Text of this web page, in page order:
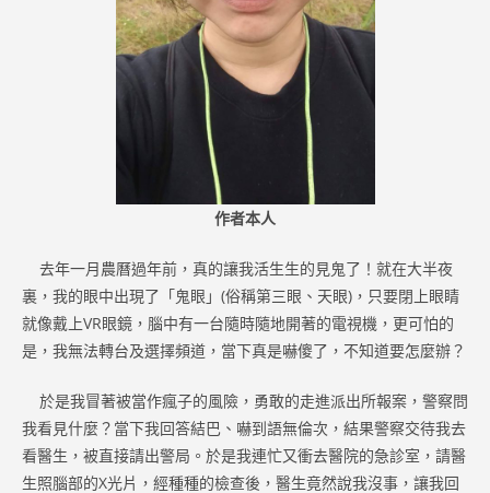
作者本人
去年一月農曆過年前，真的讓我活生生的見鬼了！就在大半夜
裏，我的眼中出現了「鬼眼」(俗稱第三眼、天眼)，只要閉上眼睛
就像戴上VR眼鏡，腦中有一台隨時隨地開著的電視機，更可怕的
是，我無法轉台及選擇頻道，當下真是嚇傻了，不知道要怎麼辦？
於是我冒著被當作瘋子的風險，勇敢的走進派出所報案，警察問
我看見什麼？當下我回答結巴、嚇到語無倫次，結果警察交待我去
看醫生，被直接請出警局。於是我連忙又衝去醫院的急診室，請醫
生照腦部的X光片，經種種的檢查後，醫生竟然說我沒事，讓我回